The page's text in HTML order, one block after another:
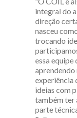
integral do
direção
nasceu
trocando
essa equipe
aprendendo
experiência
ideias com
também ter
parte